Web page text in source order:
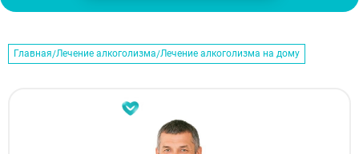
Главная Лечение алкоголизма Лечение алкоголизма на дому